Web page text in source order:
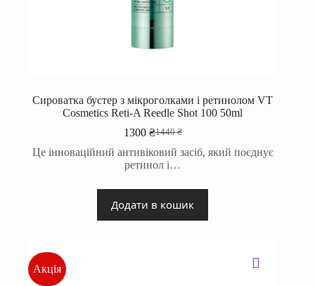
Сироватка бустер з мікроголками і ретинолом VT
Cosmetics Reti-A Reedle Shot 100 50ml
1440₴
Оригінальна
ціна:
1440 ₴.
1300 ₴Поточна
ціна:
1300 ₴.
Це інноваційний антивіковий засіб, який поєднує
ретинол і…
Додати в кошик
Акція